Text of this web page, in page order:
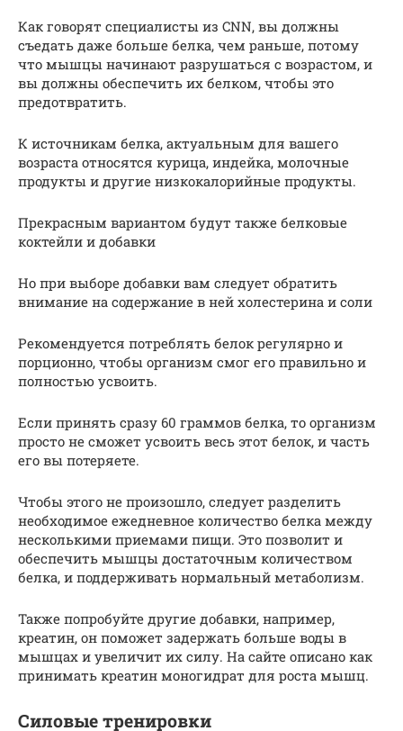
Как говорят специалисты из CNN, вы должны
съедать даже больше белка, чем раньше, потому
что мышцы начинают разрушаться с возрастом, и
вы должны обеспечить их белком, чтобы это
предотвратить.
К источникам белка, актуальным для вашего
возраста относятся курица, индейка, молочные
продукты и другие низкокалорийные продукты.
Прекрасным вариантом будут также белковые
коктейли и добавки
Но при выборе добавки вам следует обратить
внимание на содержание в ней холестерина и соли
Рекомендуется потреблять белок регулярно и
порционно, чтобы организм смог его правильно и
полностью усвоить.
Если принять сразу 60 граммов белка, то организм
просто не сможет усвоить весь этот белок, и часть
его вы потеряете.
Чтобы этого не произошло, следует разделить
необходимое ежедневное количество белка между
несколькими приемами пищи. Это позволит и
обеспечить мышцы достаточным количеством
белка, и поддерживать нормальный метаболизм.
Также попробуйте другие добавки, например,
креатин, он поможет задержать больше воды в
мышцах и увеличит их силу. На сайте описано как
принимать креатин моногидрат для роста мышц.
Силовые тренировки